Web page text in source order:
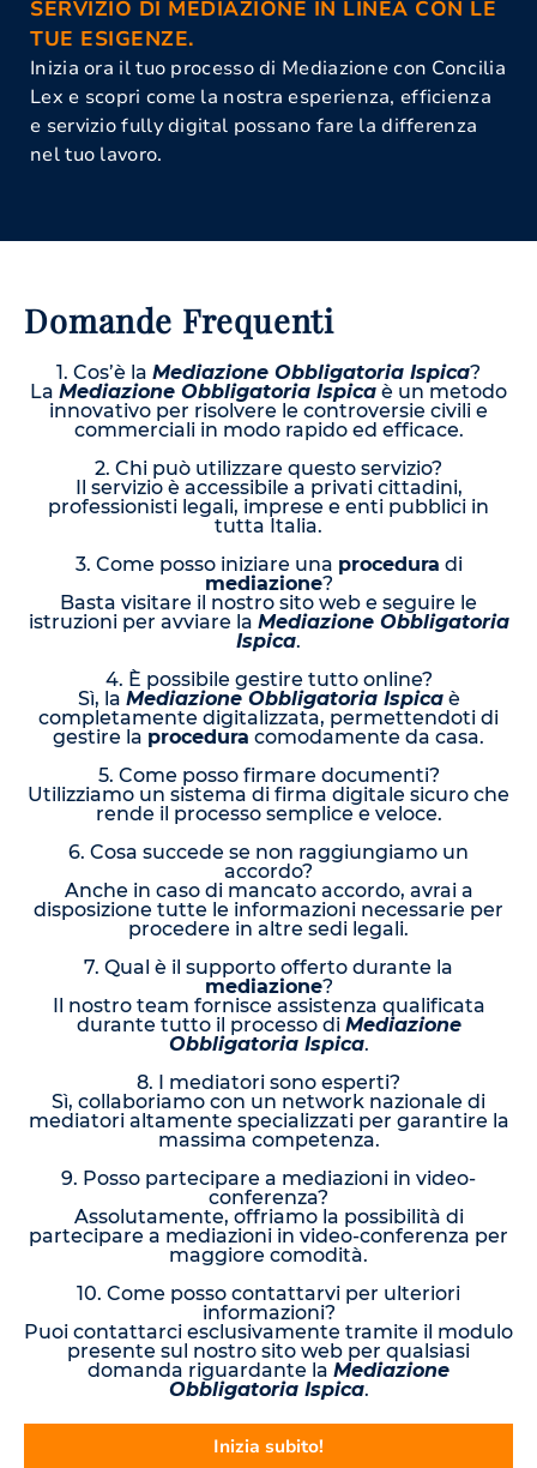
SERVIZIO DI MEDIAZIONE IN LINEA CON LE
TUE ESIGENZE.
Inizia ora il tuo processo di Mediazione con Concilia
Lex e scopri come la nostra esperienza, efficienza
e servizio fully digital possano fare la differenza
nel tuo lavoro.
Domande Frequenti
1. Cos’è la Mediazione Obbligatoria Ispica?
La Mediazione Obbligatoria Ispica è un metodo
innovativo per risolvere le controversie civili e
commerciali in modo rapido ed efficace.
2. Chi può utilizzare questo servizio?
Il servizio è accessibile a privati cittadini,
professionisti legali, imprese e enti pubblici in
tutta Italia.
3. Come posso iniziare una procedura di
mediazione?
Basta visitare il nostro sito web e seguire le
istruzioni per avviare la Mediazione Obbligatoria
Ispica.
4. È possibile gestire tutto online?
Sì, la Mediazione Obbligatoria Ispicaè
completamente digitalizzata, permettendoti di
gestire la procedura comodamente da casa.
5. Come posso firmare documenti?
Utilizziamo un sistema di firma digitale sicuro che
rende il processo semplice e veloce.
6. Cosa succede se non raggiungiamo un
accordo?
Anche in caso di mancato accordo, avrai a
disposizione tutte le informazioni necessarie per
procedere in altre sedi legali.
7. Qual è il supporto offerto durante la
mediazione?
Il nostro team fornisce assistenza qualificata
durante tutto il processo di Mediazione
Obbligatoria Ispica.
8. I mediatori sono esperti?
Sì, collaboriamo con un network nazionale di
mediatori altamente specializzati per garantire la
massima competenza.
9. Posso partecipare a mediazioni in video-
conferenza?
Assolutamente, offriamo la possibilità di
partecipare a mediazioni in video-conferenza per
maggiore comodità.
10. Come posso contattarvi per ulteriori
informazioni?
Puoi contattarci esclusivamente tramite il modulo
presente sul nostro sito web per qualsiasi
domanda riguardante la Mediazione
Obbligatoria Ispica.
Inizia subito!